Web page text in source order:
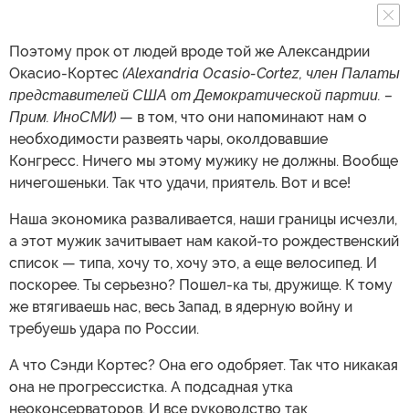
Поэтому прок от людей вроде той же Александрии
Окасио-Кортес (Alexandria Ocasio-Cortez, член Палаты
представителей США от Демократической партии. –
Прим. ИноСМИ) — в том, что они напоминают нам о
необходимости развеять чары, околдовавшие
Конгресс. Ничего мы этому мужику не должны. Вообще
ничегошеньки. Так что удачи, приятель. Вот и все!
Наша экономика разваливается, наши границы исчезли,
а этот мужик зачитывает нам какой-то рождественский
список — типа, хочу то, хочу это, а еще велосипед. И
поскорее. Ты серьезно? Пошел-ка ты, дружище. К тому
же втягиваешь нас, весь Запад, в ядерную войну и
требуешь удара по России.
А что Сэнди Кортес? Она его одобряет. Так что никакая
она не прогрессистка. А подсадная утка
неоконсерваторов. И все руководство так